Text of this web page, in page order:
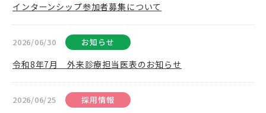
インターンシップ参加者募集について
2026/06/30 お知らせ
令和8年7月 外来診療担当医表のお知らせ
2026/06/25 採用情報